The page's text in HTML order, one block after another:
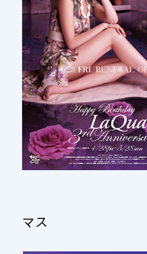
ク
マス